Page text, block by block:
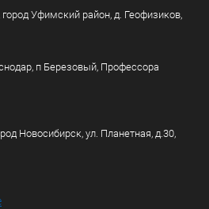
Уфимский район, д. Геофизиков,
п Березовый, Профессора
Новосибирск, ул. Планетная, д.30,